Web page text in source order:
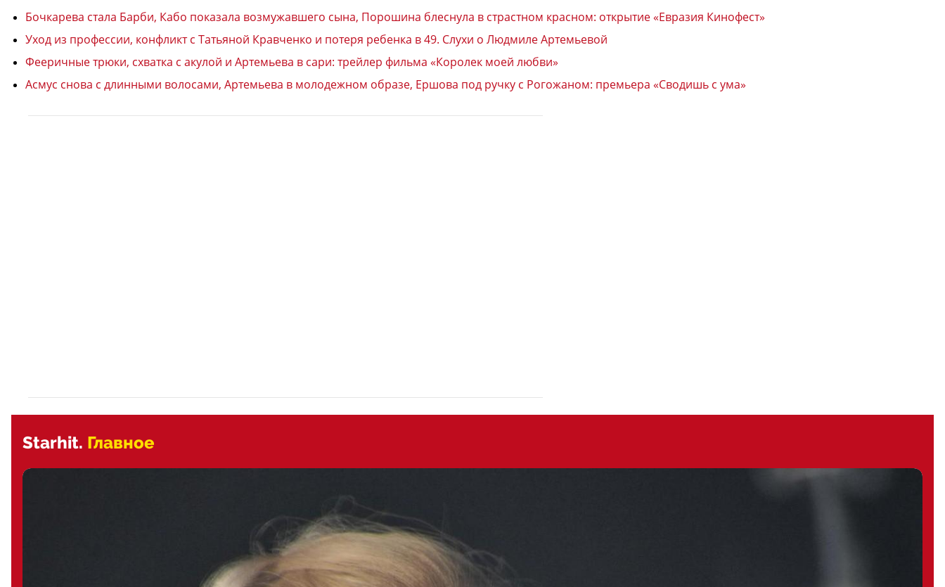
Бочкарева стала Барби, Кабо показала возмужавшего сына, Порошина блеснула в страстном красном: открытие «Евразия Кинофест»
Уход из профессии, конфликт с Татьяной Кравченко и потеря ребенка в 49. Слухи о Людмиле Артемьевой
Фееричные трюки, схватка с акулой и Артемьева в сари: трейлер фильма «Королек моей любви»
Асмус снова с длинными волосами, Артемьева в молодежном образе, Ершова под ручку с Рогожаном: премьера «Сводишь с ума»
Starhit. Главное